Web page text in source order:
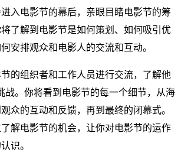
入电影节的幕后，亲眼目睹电影节的筹
了解到电影节是如何策划、如何吸引优
安排观众和电影人的交流和互动。
的组织者和工作人员进行交流，了解他
战。你将看到电影节的每一个细节，从海
众的互动和反馈，再到最终的闭幕式。
解电影节的机会，让你对电影节的运作
识。